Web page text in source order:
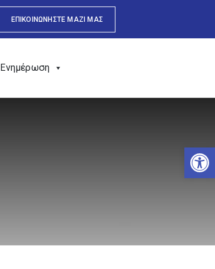
ΕΠΙΚΟΙΝΩΝΗΣΤΕ ΜΑΖΙ ΜΑΣ
Ενημέρωση